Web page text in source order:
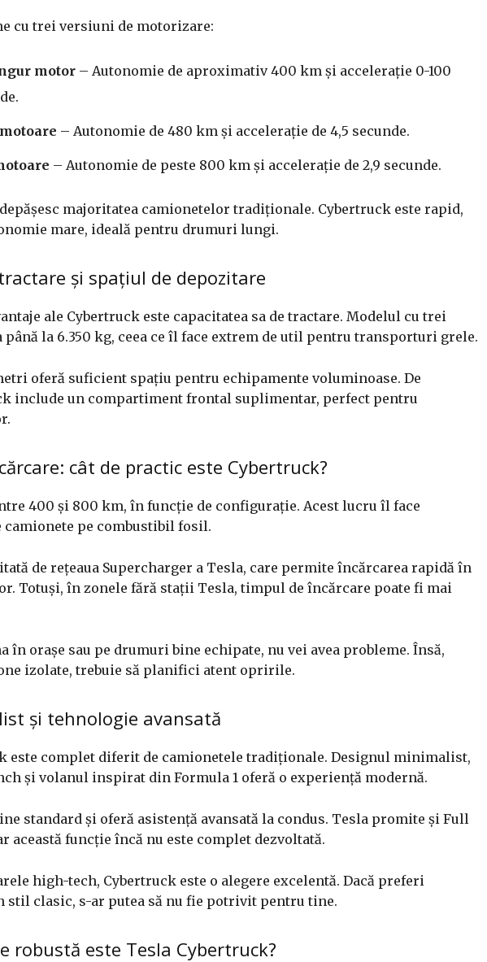
cu trei versiuni de motorizare:
motor – Autonomie de aproximativ 400 km și accelerație 0-100
– Autonomie de 480 km și accelerație de 4,5 secunde.
– Autonomie de peste 800 km și accelerație de 2,9 secunde.
majoritatea camionetelor tradiționale. Cybertruck este rapid,
mare, ideală pentru drumuri lungi.
și spațiul de depozitare
ale Cybertruck este capacitatea sa de tractare. Modelul cu trei
până la 6.350 kg, ceea ce îl face extrem de util pentru transporturi grele.
oferă suficient spațiu pentru echipamente voluminoase. De
include un compartiment frontal suplimentar, perfect pentru
cât de practic este Cybertruck?
400 și 800 km, în funcție de configurație. Acest lucru îl face
pe combustibil fosil.
de rețeaua Supercharger a Tesla, care permite încărcarea rapidă în
Totuși, în zonele fără stații Tesla, timpul de încărcare poate fi mai
în orașe sau pe drumuri bine echipate, nu vei avea probleme. Însă,
izolate, trebuie să planifici atent opririle.
și tehnologie avansată
este complet diferit de camionetele tradiționale. Designul minimalist,
și volanul inspirat din Formula 1 oferă o experiență modernă.
standard și oferă asistență avansată la condus. Tesla promite și Full
această funcție încă nu este complet dezvoltată.
high-tech, Cybertruck este o alegere excelentă. Dacă preferi
stil clasic, s-ar putea să nu fie potrivit pentru tine.
robustă este Tesla Cybertruck?